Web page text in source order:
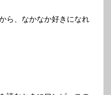
ら、なかなか好きになれ